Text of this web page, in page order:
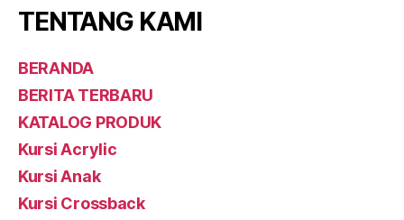
TENTANG KAMI
BERANDA
BERITA TERBARU
KATALOG PRODUK
Kursi Acrylic
Kursi Anak
Kursi Crossback